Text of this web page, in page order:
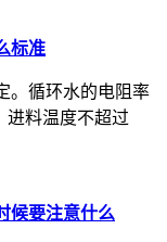
标准
。循环水的电阻率
进料温度不超过
候要注意什么